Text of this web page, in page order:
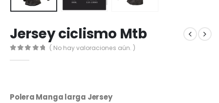
Jersey ciclismo Mtb
( No hay valoraciones aún. )
Polera Manga larga Jersey